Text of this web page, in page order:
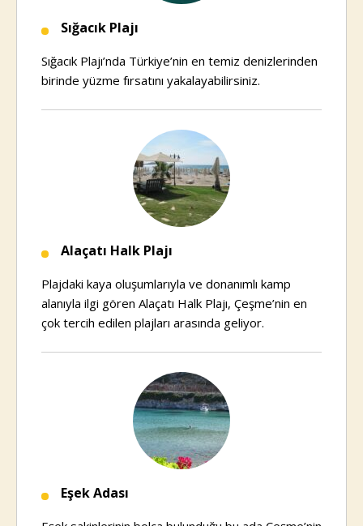
Sığacık Plajı
Sığacık Plajı’nda Türkiye’nin en temiz denizlerinden
birinde yüzme fırsatını yakalayabilirsiniz.
Alaçatı Halk Plajı
Plajdaki kaya oluşumlarıyla ve donanımlı kamp
alanıyla ilgi gören Alaçatı Halk Plajı, Çeşme’nin en
çok tercih edilen plajları arasında geliyor.
Eşek Adası